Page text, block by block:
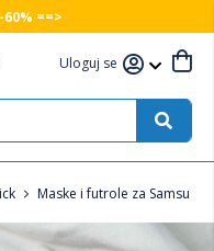
==>
Uloguj se
Maske i futrole za Samsung